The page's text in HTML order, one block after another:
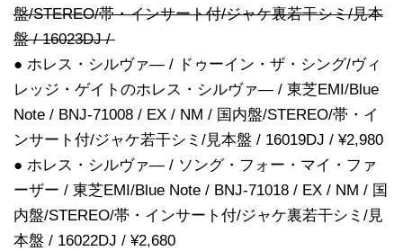
盤/STEREO/帯・インサート付/ジャケ裏若干シミ/見本
盤 / 16023DJ /
● ホレス・シルヴァ― / ドゥーイン・ザ・シング/ヴィ
レッジ・ゲイトのホレス・シルヴァ― / 東芝EMI/Blue
Note / BNJ-71008 / EX / NM / 国内盤/STEREO/帯・イ
ンサート付/ジャケ若干シミ/見本盤 / 16019DJ / ¥2,980
● ホレス・シルヴァ― / ソング・フォー・マイ・ファ
ーザー / 東芝EMI/Blue Note / BNJ-71018 / EX / NM / 国
内盤/STEREO/帯・インサート付/ジャケ裏若干シミ/見
本盤 / 16022DJ / ¥2,680